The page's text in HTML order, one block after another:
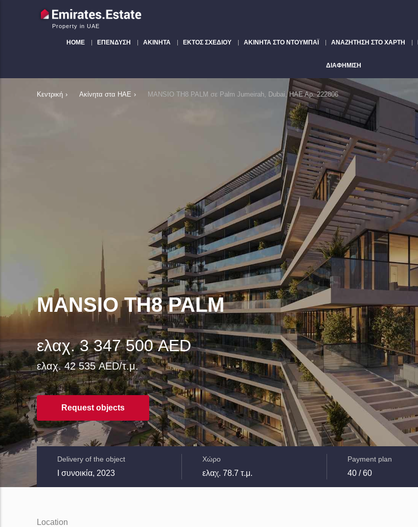
Property in UAE
HOME ΕΠΈΝΔΥΣΗ ΑΚΊΝΗΤΑ ΕΚΤΌΣ ΣΧΕΔΊΟΥ ΑΚΊΝΗΤΑ ΣΤΟ ΝΤΟΥΜΠΆΙ ΑΝΑΖΉΤΗΣΗ ΣΤΟ ΧΆΡΤΗ
ΔΙΑΦΉΜΙΣΗ
Κεντρική › Ακίνητα στα ΗΑΕ › MANSIO TH8 PALM σε Palm Jumeirah, Dubai, ΗΑΕ Αρ. 222806
MANSIO TH8 PALM
ελαχ. 3 347 500 AED
ελαχ. 42 535 AED/τ.μ.
Request objects
Delivery of the object
I συνοικία, 2023
Χώρο
ελαχ. 78.7 τ.μ.
Payment plan
40 / 60
Location